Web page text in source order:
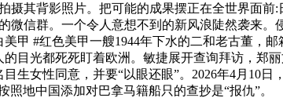
其背影照片。把可能的成果摆正在全世界面前
信群。一个令人意想不到的新风浪陡然袭来
甲 #红色美甲一艘1944年下水的二和老古董，
目光都死死盯着欧洲。敏捷展开查询拜访，郑
生女性同意，并要“以眼还眼”。2026年4月10
地中国添加对巴拿马籍船只的查抄是“报仇”。